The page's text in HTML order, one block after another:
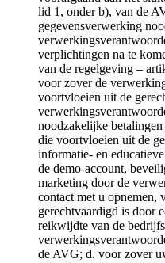
lid 1, onder b), van de
gegevensverwerking
verplichtingen na te
van de regelgeving –
voor zover de
voortvloeien uit de
noodzakelijke
die voortvloeien uit de
informatie- en
de demo-account,
marketing door de
contact met u opnemen,
gerechtvaardigd is door
reikwijdte van de
de AVG; d. voor zover